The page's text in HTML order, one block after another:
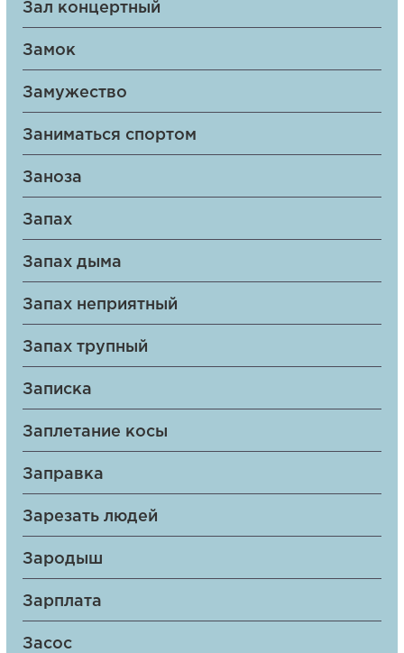
Зал концертный
Замок
Замужество
Заниматься спортом
Заноза
Запах
Запах дыма
Запах неприятный
Запах трупный
Записка
Заплетание косы
Заправка
Зарезать людей
Зародыш
Зарплата
Засос